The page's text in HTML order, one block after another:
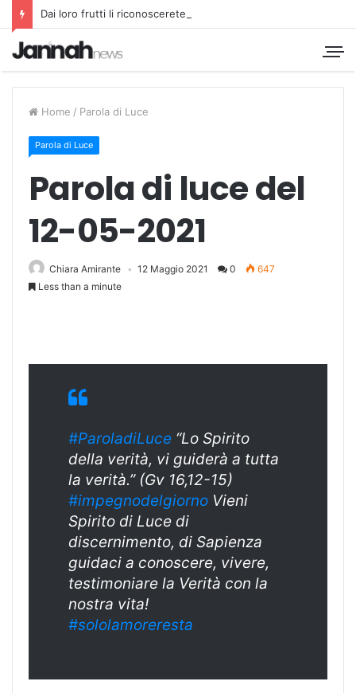
Dai loro frutti li riconoscerete
Home / Parola di Luce
Parola di Luce
Parola di luce del
12-05-2021
Chiara Amirante 12 Maggio 2021 0
647
Less than a minute
#ParoladiLuce “Lo Spirito
della verità, vi guiderà a tutta
la verità.” (Gv 16,12-15)
#impegnodelgiorno Vieni
Spirito di Luce di
discernimento, di Sapienza
guidaci a conoscere, vivere,
testimoniare la Verità con la
nostra vita!
#sololamoreresta